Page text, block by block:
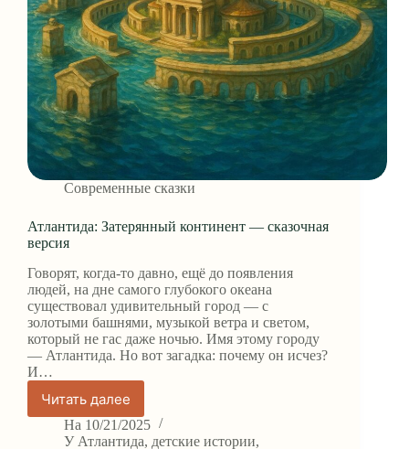
Современные сказки
Атлантида: Затерянный континент — сказочная
версия
Говорят, когда-то давно, ещё до появления
людей, на дне самого глубокого океана
существовал удивительный город — с
золотыми башнями, музыкой ветра и светом,
который не гас даже ночью. Имя этому городу
— Атлантида. Но вот загадка: почему он исчез?
И…
Читать далее
Атлантида:
Затерянный
континент
На 10/21/2025
У Атлантида, детские истории,